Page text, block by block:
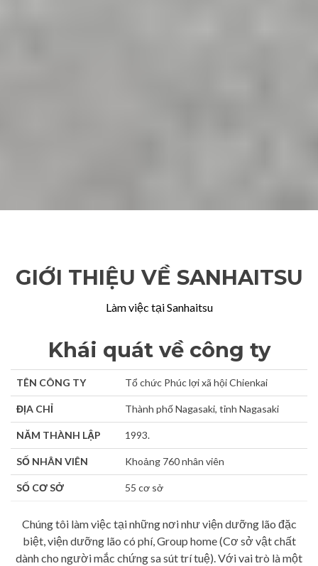
GIỚI THIỆU VỀ SANHAITSU
Làm việc tại Sanhaitsu
Khái quát về công ty
TÊN CÔNG TY Tổ chức Phúc lợi xã hội Chienkai
ĐỊA CHỈ Thành phố Nagasaki, tỉnh Nagasaki
NĂM THÀNH LẬP 1993.
SỐ NHÂN VIÊN Khoảng 760 nhân viên
SỐ CƠ SỞ 55 cơ sở
Chúng tôi làm việc tại những nơi như viện dưỡng lão đặc
biệt, viện dưỡng lão có phí, Group home (Cơ sở vật chất
dành cho người mắc chứng sa sút trí tuệ). Với vai trò là một